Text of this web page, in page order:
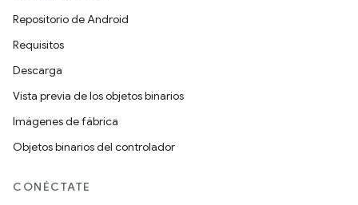
Repositorio de Android
Requisitos
Descarga
Vista previa de los objetos binarios
Imágenes de fábrica
Objetos binarios del controlador
CONÉCTATE